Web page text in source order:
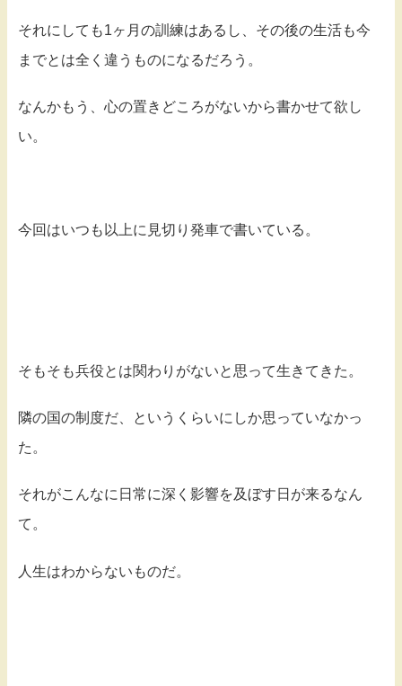
それにしても1ヶ月の訓練はあるし、その後の生活も今
までとは全く違うものになるだろう。
なんかもう、心の置きどころがないから書かせて欲し
い。
今回はいつも以上に見切り発車で書いている。
そもそも兵役とは関わりがないと思って生きてきた。
隣の国の制度だ、というくらいにしか思っていなかっ
た。
それがこんなに日常に深く影響を及ぼす日が来るなん
て。
人生はわからないものだ。